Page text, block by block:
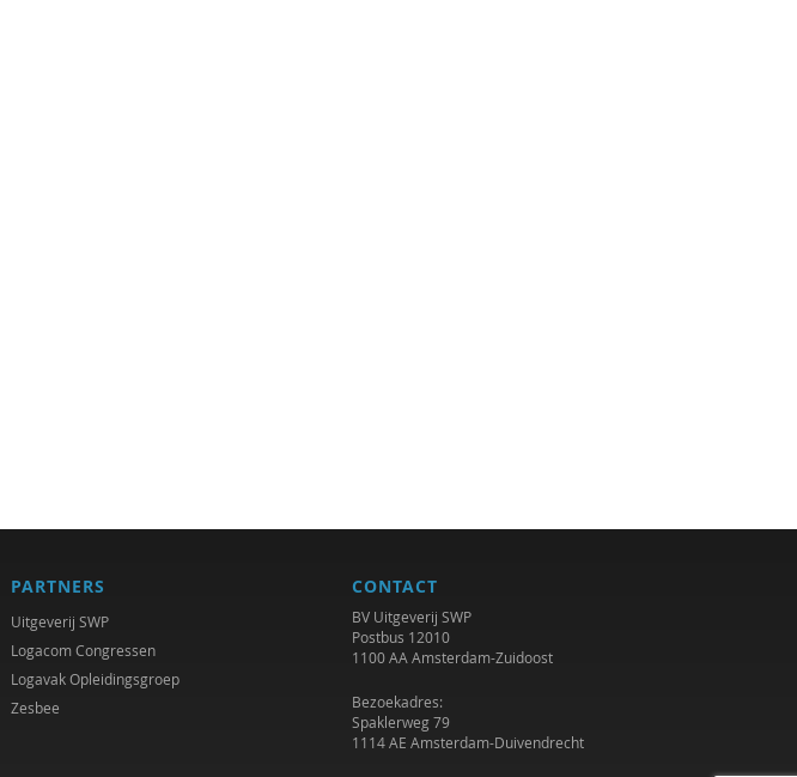
PARTNERS
Uitgeverij SWP
Logacom Congressen
Logavak Opleidingsgroep
Zesbee
CONTACT
BV Uitgeverij SWP
Postbus 12010
1100 AA Amsterdam-Zuidoost
Bezoekadres:
Spaklerweg 79
1114 AE Amsterdam-Duivendrecht